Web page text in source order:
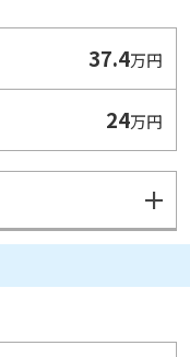
37.4万円
24万円